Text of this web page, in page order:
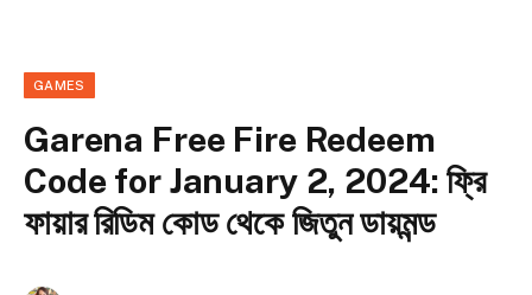
GAMES
Garena Free Fire Redeem
Code for January 2, 2024: ফ্রি
ফায়ার রিডিম কোড থেকে জিতুন ডায়মন্ড